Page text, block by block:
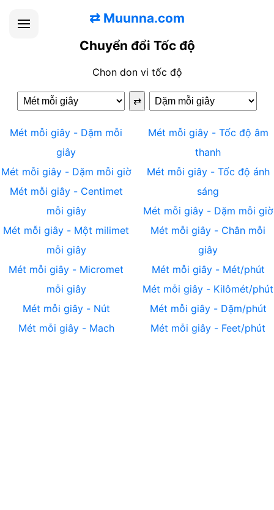
⇄ Muunna.com
Chuyển đổi Tốc độ
Chon don vi tốc độ
⇄
Mét mỗi giây - Dặm mỗi
giây
Mét mỗi giây- Dặm mỗi giờ
Mét mỗi giây- Centimet
mỗi giây
Mét mỗi giây - Một milimet
mỗi giây
Mét mỗi giây - Micromet
mỗi giây
Mét mỗi giây- Nút
Mét mỗi giây- Mach
Mét mỗi giây- Tốc độ âm
thanh
Mét mỗi giây- Tốc độ ánh
sáng
Mét mỗi giây- Dặm mỗi giờ
Mét mỗi giây - Chân mỗi
giây
Mét mỗi giây- Mét/phút
Mét mỗi giây - Kilômét/phút
Mét mỗi giây- Dặm/phút
Mét mỗi giây - Feet/phút